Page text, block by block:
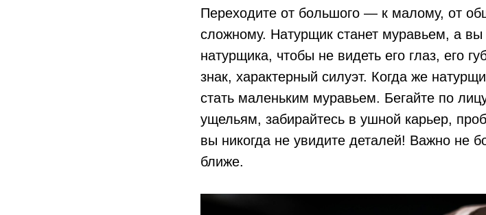
Переходите от большого — к малому, от
сложному. Натурщик станет муравьем, а
натурщика, чтобы не видеть его глаз, его
знак, характерный силуэт. Когда же
стать маленьким муравьем. Бегайте по
ущельям, забирайтесь в ушной карьер,
вы никогда не увидите деталей! Важно не
ближе.